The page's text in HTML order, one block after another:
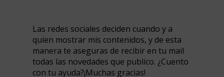
Las redes sociales deciden cuando y a
quien mostrar mis contenidos, y de esta
manera te aseguras de recibir en tu mail
todas las novedades que publico. ¿Cuento
con tu ayuda?¡Muchas gracias!